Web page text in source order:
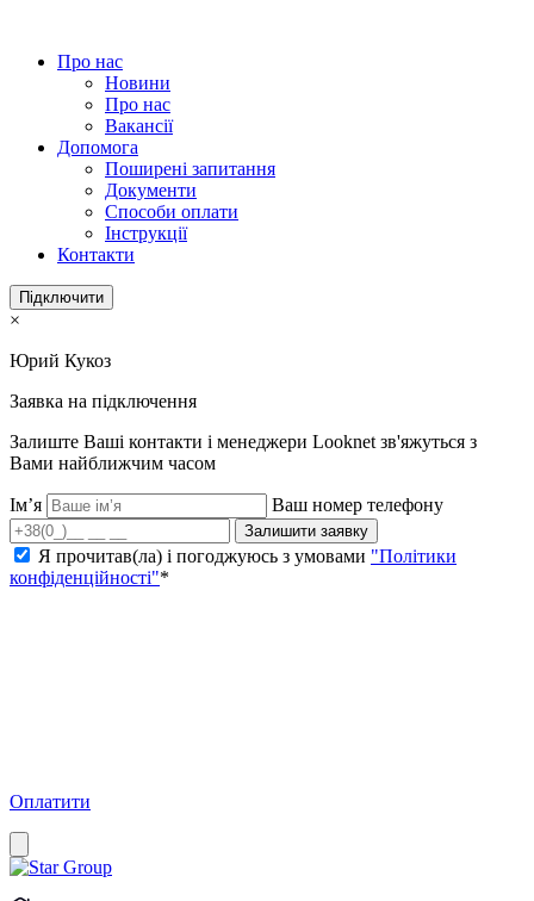
Про нас
Новини
Про нас
Вакансії
Допомога
Поширені запитання
Документи
Способи оплати
Інструкції
Контакти
Підключити
×
Юрий Кукоз
Заявка на підключення
Залиште Ваші контакти і менеджери Looknet зв'яжуться з
Вами найближчим часом
Ім’я Ваш номер телефону
Залишити заявку
Я прочитав(ла) і погоджуюсь з умовами "Політики
конфіденційності"*
Оплатити